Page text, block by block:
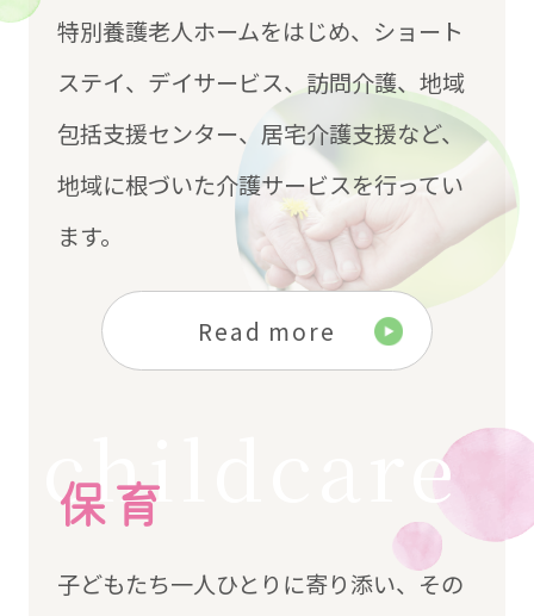
特別養護老人ホームをはじめ、ショート
ステイ、デイサービス、訪問介護、地域
包括支援センター、居宅介護支援など、
地域に根づいた介護サービスを行ってい
ます。
Read more
保育
子どもたち一人ひとりに寄り添い、その
childcare